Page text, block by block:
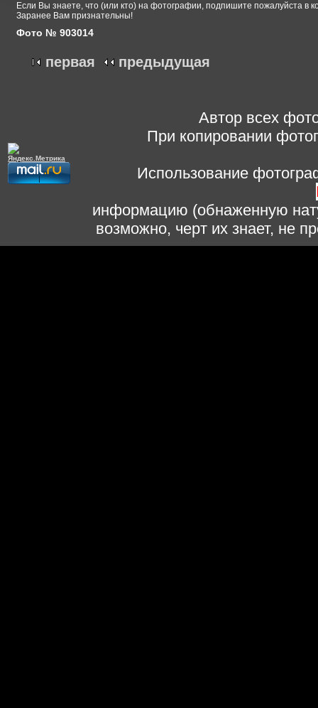
Если Вы знаете, что (или кто) на фотографии, подпишите пожалуйста в
Заранее Вам признательны!
Фото № 903014
первая предыдущая
Автор всех
При копировании
Использование
информацию (обнаженную
возможно, черт их знает, не